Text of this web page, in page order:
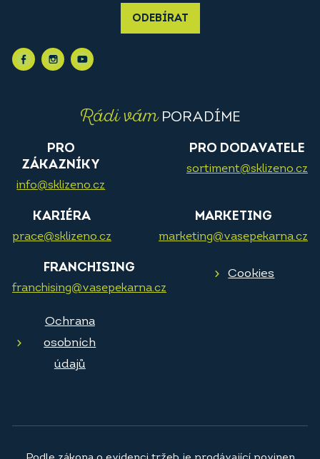
ODEBÍRAT
Rádi vámPORADÍME
PRO
ZÁKAZNÍKY
info@sklizeno.cz
PRO DODAVATELE
sortiment@sklizeno.cz
KARIÉRA
prace@sklizeno.cz
MARKETING
marketing@vasepekarna.cz
FRANCHISING
franchising@vasepekarna.cz
Cookies
Ochrana
osobních
údajů